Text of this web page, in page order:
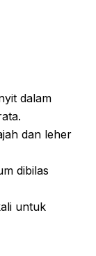
dalam
dan leher
dibilas
untuk